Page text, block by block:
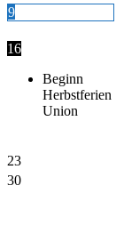
9
16
Beginn
Herbstferien
Union
23
30